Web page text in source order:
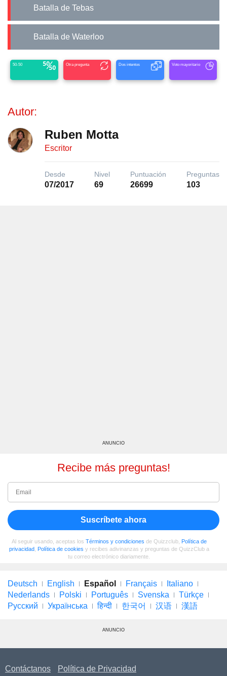
Batalla de Tebas
Batalla de Waterloo
50-50 Otra pregunta Dos intentos Voto mayoritario
Autor:
Ruben Motta
Escritor
Desde
07/2017
Nivel
69
Puntuación
26699
Preguntas
103
ANUNCIO
Recibe más preguntas!
Suscríbete ahora
Al seguir usando, aceptas los Términos y condiciones de Quizzclub, Política de
privacidad, Política de cookies y recibes adivinanzas y preguntas de QuizzClub a
tu correo electrónico diariamente.
Deutsch English Español Français
Italiano
Nederlands
Polski Português Svenska
Türkçe
Русский
Українська हिन्दी 한국어 汉语 漢語
ANUNCIO
Contáctanos
Política de Privacidad